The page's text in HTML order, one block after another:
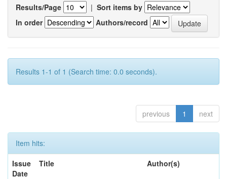
Results/Page | Sort items by
In order
Authors/record
Results 1-1 of 1 (Search time: 0.0 seconds).
previous 1 next
Item hits:
Issue
Date
Title Author(s)